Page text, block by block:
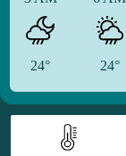
24° 24°